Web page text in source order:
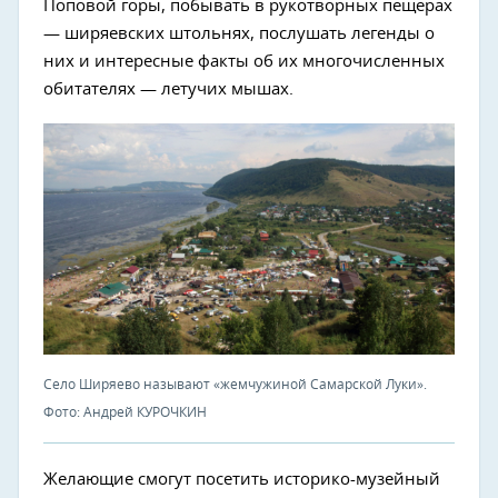
Поповой горы, побывать в рукотворных пещерах
— ширяевских штольнях, послушать легенды о
них и интересные факты об их многочисленных
обитателях — летучих мышах.
Село Ширяево называют «жемчужиной Самарской Луки».
Фото: Андрей КУРОЧКИН
Желающие смогут посетить историко-музейный